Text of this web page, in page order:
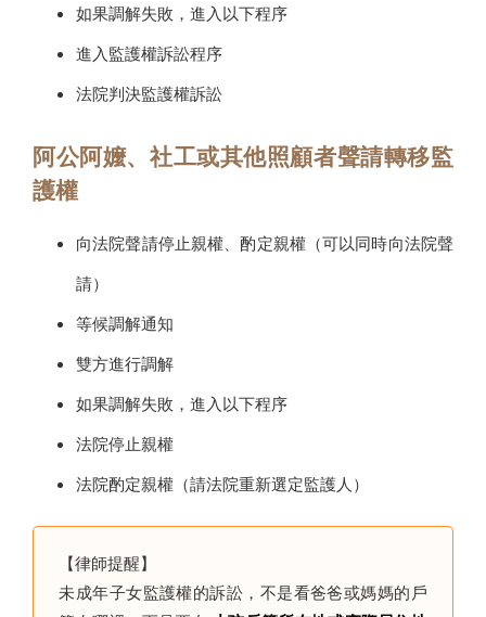
如果調解失敗，進入以下程序
進入監護權訴訟程序
法院判決監護權訴訟
阿公阿嬤、社工或其他照顧者聲請轉移監
護權
向法院聲請停止親權、酌定親權（可以同時向法院聲
請）
等候調解通知
雙方進行調解
如果調解失敗，進入以下程序
法院停止親權
法院酌定親權（請法院重新選定監護人）
【律師提醒】
未成年子女監護權的訴訟，不是看爸爸或媽媽的戶